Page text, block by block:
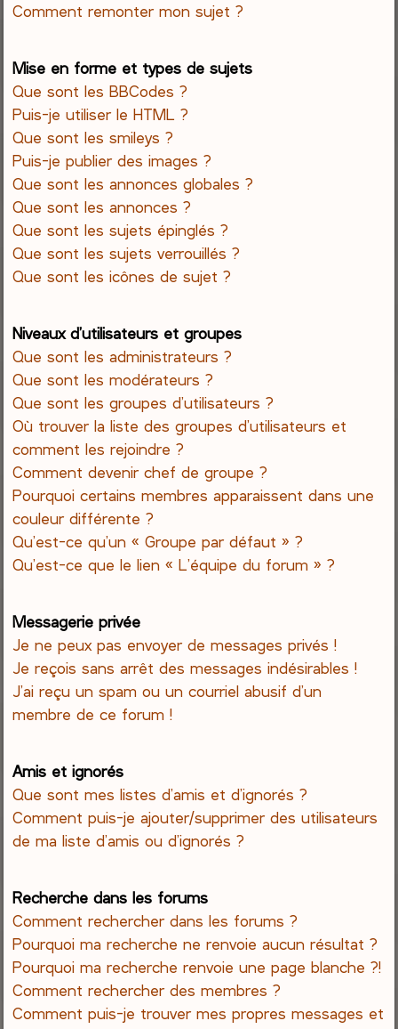
Comment remonter mon sujet ?
Mise en forme et types de sujets
Que sont les BBCodes ?
Puis-je utiliser le HTML ?
Que sont les smileys ?
Puis-je publier des images ?
Que sont les annonces globales ?
Que sont les annonces ?
Que sont les sujets épinglés ?
Que sont les sujets verrouillés ?
Que sont les icônes de sujet ?
Niveaux d’utilisateurs et groupes
Que sont les administrateurs ?
Que sont les modérateurs ?
Que sont les groupes d’utilisateurs ?
Où trouver la liste des groupes d’utilisateurs et
comment les rejoindre ?
Comment devenir chef de groupe ?
Pourquoi certains membres apparaissent dans une
couleur différente ?
Qu’est-ce qu’un « Groupe par défaut » ?
Qu’est-ce que le lien « L’équipe du forum » ?
Messagerie privée
Je ne peux pas envoyer de messages privés !
Je reçois sans arrêt des messages indésirables !
J’ai reçu un spam ou un courriel abusif d’un
membre de ce forum !
Amis et ignorés
Que sont mes listes d’amis et d’ignorés ?
Comment puis-je ajouter/supprimer des utilisateurs
de ma liste d’amis ou d’ignorés ?
Recherche dans les forums
Comment rechercher dans les forums ?
Pourquoi ma recherche ne renvoie aucun résultat ?
Pourquoi ma recherche renvoie une page blanche ?!
Comment rechercher des membres ?
Comment puis-je trouver mes propres messages et